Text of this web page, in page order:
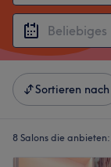
Sortieren nach
8 Salons die anbieten: